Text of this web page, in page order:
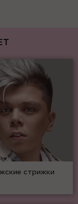
стрижки